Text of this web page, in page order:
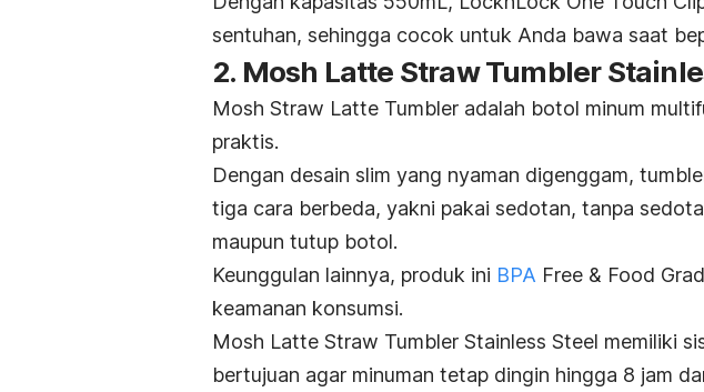
sentuhan, sehingga cocok untuk Anda bawa saat
2. Mosh Latte Straw Tumbler
Mosh Straw Latte Tumbler adalah botol minum
praktis.
Dengan desain slim yang nyaman digenggam,
tiga cara berbeda, yakni pakai sedotan, tanpa
maupun tutup botol.
Keunggulan lainnya, produk ini BPA Free & Food
keamanan konsumsi.
Mosh Latte Straw Tumbler Stainless Steel memiliki
bertujuan agar minuman tetap dingin hingga 8 jam